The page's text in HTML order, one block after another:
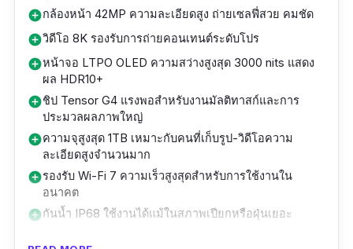
Vision Pro หรืออุปกรณ์อื่น ๆ ใน Ecosystem ได้
อย่างไร้รอยต่อ
แบตเตอรี่ใช้งานได้นานตลอดวัน พร้อมระบบชาร์จ
ไวผ่าน USB-C และ MagSafe แม้จะเป็นมือถือเรือ
ธง แต่ยังเหมาะกับผู้ใช้ทั่วไปที่ต้องการความมั่นใจ
ทั้งในเรื่องความทนทานและความลื่นไหล สามารถ
ใช้ร่วมกับ ซองใส่โทรศัพท์กันน้ำ หรืออุปกรณ์กัน
น้ำเสริมอื่น ๆ ได้ดี โดยไม่ลดคุณภาพการใช้งาน
หน้าจอหรือกล้อง
add_circleกล้องหน้า 42MP ความละเอียดสูง ถ่ายเซลฟี่สวย คมชัด
add_circleวิดีโอ 8K รองรับการถ่ายคอนเทนต์ระดับโปร
add_circleหน้าจอ LTPO OLED ความสว่างสูงสุด 3000 nits แสดง
ผล HDR10+
add_circleชิป Tensor G4 แรงพอสำหรับงานมัลติทาสก์และการ
ประมวลผลภาพใหญ่
add_circleความจุสูงสุด 1TB เหมาะกับคนที่เก็บรูป-วิดีโอความ
ละเอียดสูงจำนวนมาก
add_circleรองรับ Wi-Fi 7 ความเร็วสูงสุดสำหรับการใช้งานใน
อนาคต
add_circleกันน้ำ IP68 ใช้งานได้แม้ในสภาพเปียกหรือฝุ่นเยอะ